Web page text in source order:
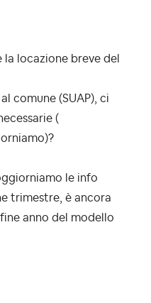
locazione breve del
comune (SUAP), ci
(
le info
trimestre, è ancora
anno del modello